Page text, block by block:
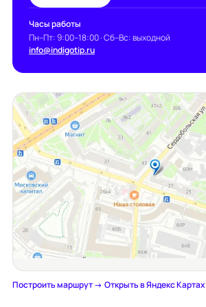
Часы работы
Пн–Пт: 9:00–18:00 · Сб–Вс: выходной
info@indigotip.ru
Построить маршрут →·Открыть в Яндекс Картах